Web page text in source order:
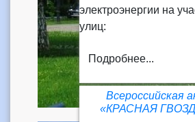
электроэнергии на
улиц:
Подробнее...
Всероссийская
«КРАСНАЯ